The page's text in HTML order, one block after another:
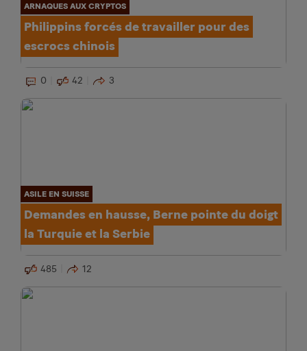
ARNAQUES AUX CRYPTOS
Philippins forcés de travailler pour des
escrocs chinois
0 42 3
ASILE EN SUISSE
Demandes en hausse, Berne pointe du doigt
la Turquie et la Serbie
485 12